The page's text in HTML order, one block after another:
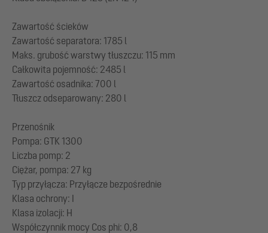
Zawartość ścieków
Zawartość separatora: 1785 l
Maks. grubość warstwy tłuszczu: 115 mm
Całkowita pojemność: 2485 l
Zawartość osadnika: 700 l
Tłuszcz odseparowany: 280 l
Przenośnik
Pompa: GTK 1300
Liczba pomp: 2
Ciężar, pompa: 27 kg
Typ przyłącza: Przyłącze bezpośrednie
Klasa ochrony: I
Klasa izolacji: H
Współczynnik mocy Cos phi: 0,8